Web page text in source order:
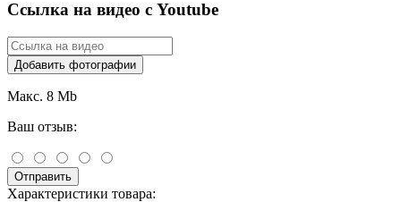
Ссылка на видео с Youtube
Добавить фотографии
Макс. 8 Mb
Ваш отзыв:
Отправить
Характеристики товара: